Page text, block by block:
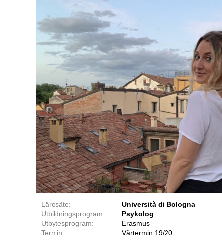
Lärosäte:
Università di Bologna
Utbildningsprogram:
Psykolog
Utbytesprogram:
Erasmus
Termin:
Vårtermin 19/20